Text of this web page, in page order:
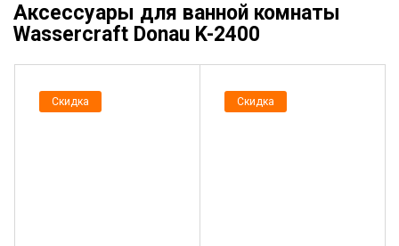
Аксессуары для ванной комнаты
Wassercraft Donau K-2400
Скидка Скидка